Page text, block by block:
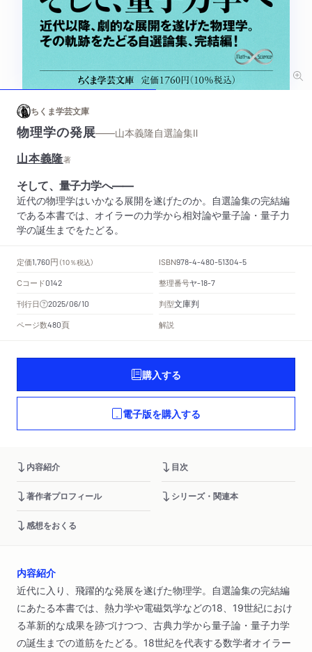
ちくま学芸文庫
物理学の発展——山本義隆自選論集Ⅱ
山本義隆著
そして、量子力学へ――
近代の物理学はいかなる展開を遂げたのか。自選論集の完結編
である本書では、オイラーの力学から相対論や量子論・量子力
学の誕生までをたどる。
定価1,760円 （10％税込） ISBN978-4-480-51304-5
Cコード0142 整理番号ヤ-18-7
刊行日 2025/06/10 判型文庫判
ページ数480頁 解説
購入する
電子版を購入する
内容紹介 目次
著作者プロフィール シリーズ・関連本
感想をおくる
内容紹介
近代に入り、飛躍的な発展を遂げた物理学。自選論集の完結編
にあたる本書では、熱力学や電磁気学などの18、19世紀におけ
る革新的な成果を跡づけつつ、古典力学から量子論・量子力学
の誕生までの道筋をたどる。18世紀を代表する数学者オイラー